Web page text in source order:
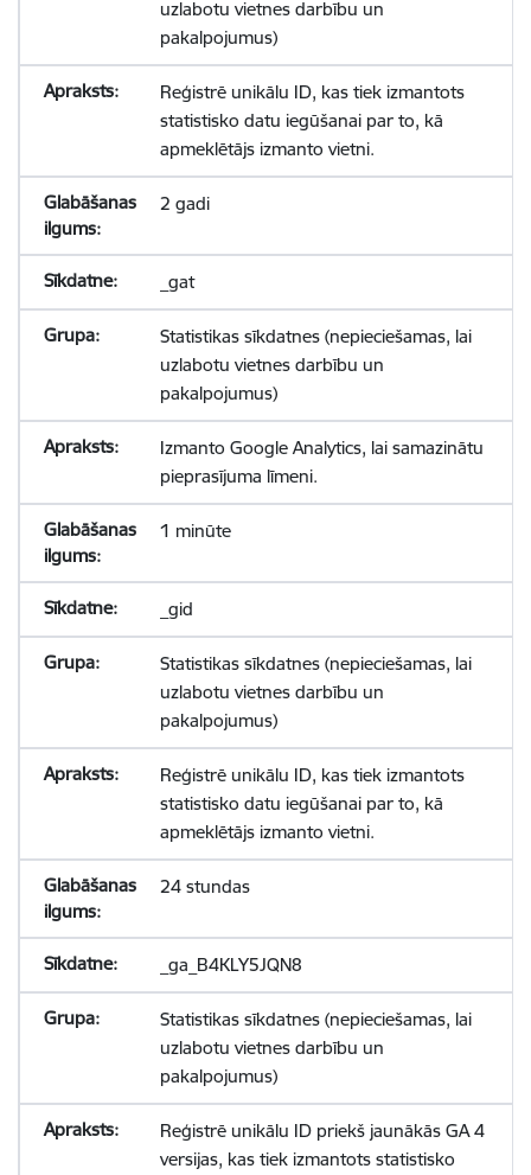
uzlabotu vietnes darbību un
pakalpojumus)
Reģistrē unikālu ID, kas tiek izmantots
statistisko datu iegūšanai par to, kā
apmeklētājs izmanto vietni.
2 gadi
_gat
Statistikas sīkdatnes (nepieciešamas, lai
uzlabotu vietnes darbību un
pakalpojumus)
Izmanto Google Analytics, lai samazinātu
pieprasījuma līmeni.
1 minūte
_gid
Statistikas sīkdatnes (nepieciešamas, lai
uzlabotu vietnes darbību un
pakalpojumus)
Reģistrē unikālu ID, kas tiek izmantots
statistisko datu iegūšanai par to, kā
apmeklētājs izmanto vietni.
24 stundas
_ga_B4KLY5JQN8
Statistikas sīkdatnes (nepieciešamas, lai
uzlabotu vietnes darbību un
pakalpojumus)
Reģistrē unikālu ID priekš jaunākās GA 4
versijas, kas tiek izmantots statistisko